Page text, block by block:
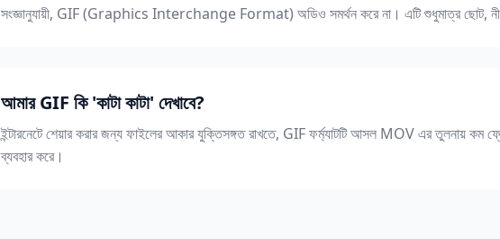
সংজ্ঞানুযায়ী, GIF (Graphics Interchange Format) অডিও সমর্থন করে না। এটি শুধুমাত্র ছোট, নীরব
আমার GIF কি 'কাটা কাটা' দেখাবে?
ইন্টারনেটে শেয়ার করার জন্য ফাইলের আকার যুক্তিসঙ্গত রাখতে, GIF ফর্ম্যাটটি আসল MOV এর তুলনায় কম
ব্যবহার করে।